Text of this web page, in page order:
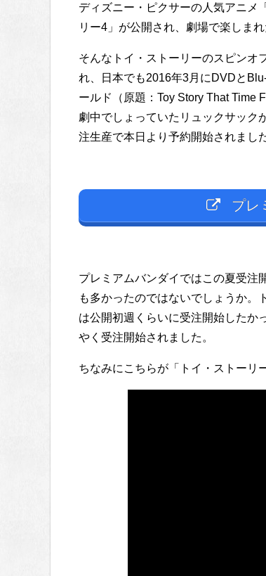
ディズニー・ピクサーの人気アニメ
リー4」が公開され、劇場で楽しま
そんなトイ・ストーリーのスピンオ
れ、日本でも2016年3月にDVDと
ールド（原題：Toy Story That Time
劇中でしょっていたリュックサック
注生産で本日より予約開始されました
プレ
プレミアムバンダイではこの夏受注
も多かったのではないでしょうか。
は公開初週くらいに受注開始したか
やく受注開始されました。
ちなみにこちらが「トイ・ストーリ